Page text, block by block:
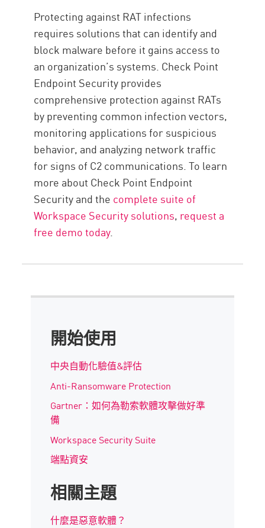
Protecting against RAT infections
requires solutions that can identify and
block malware before it gains access to
an organization’s systems. Check Point
Endpoint Security provides
comprehensive protection against RATs
by preventing common infection vectors,
monitoring applications for suspicious
behavior, and analyzing network traffic
for signs of C2 communications. To learn
more about Check Point Endpoint
Security and the complete suite of
Workspace Security solutions, request a
free demo today.
開始使用
中央自動化驗值&評估
Anti-Ransomware Protection
Gartner：如何為勒索軟體攻擊做好準
備
Workspace Security Suite
端點資安
相關主題
什麼是惡意軟體？